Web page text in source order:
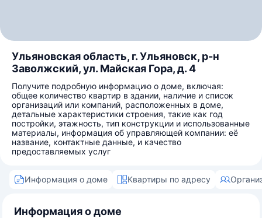
Ульяновская область, г. Ульяновск, р-н
Заволжский, ул. Майская Гора, д. 4
Получите подробную информацию о доме, включая:
общее количество квартир в здании, наличие и список
организаций или компаний, расположенных в доме,
детальные характеристики строения, такие как год
постройки, этажность, тип конструкции и использованные
материалы, информация об управляющей компании: её
название, контактные данные, и качество
предоставляемых услуг
Информация о доме Квартиры по адресу
Информация о доме